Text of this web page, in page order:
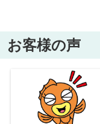
お客様の声